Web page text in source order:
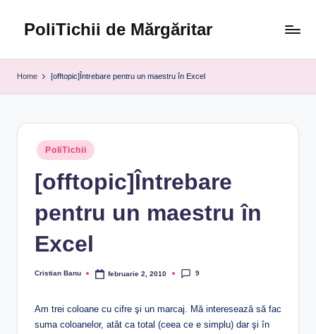
PoliTichii de Mărgăritar
Home [offtopic]Întrebare pentru un maestru în Excel
Posted
in
PoliTichii
[offtopic]Întrebare
pentru un maestru în
Excel
Posted
Cristian Banu februarie 2, 2010 9
Am trei coloane cu cifre şi un marcaj. Mă interesează să fac
suma coloanelor, atât ca total (ceea ce e simplu) dar şi în